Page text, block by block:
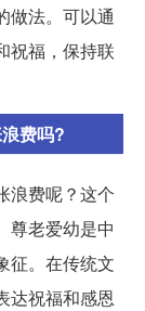
做法。可以通
祝福，保持联
费吗?
浪费呢？这个
尊老爱幼是中
征。在传统文
达祝福和感恩